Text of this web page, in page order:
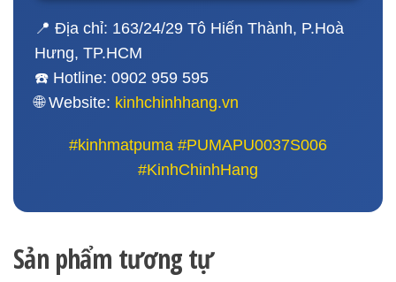
📍 Địa chỉ: 163/24/29 Tô Hiến Thành, P.Hoà
Hưng, TP.HCM
☎️ Hotline: 0902 959 595
🌐 Website: kinhchinhhang.vn
#kinhmatpuma #PUMAPU0037S006
#KinhChinhHang
Sản phẩm tương tự